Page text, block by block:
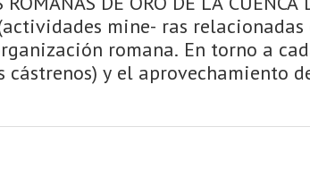
mine- ras
romana. En torno a
y el aprovechamiento